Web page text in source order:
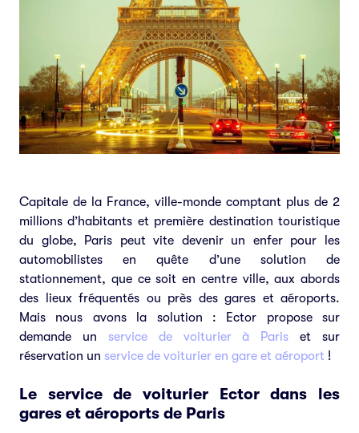
Capitale de la France, ville-monde comptant plus de 2
millions d’habitants et première destination touristique
du globe,
Paris peut vite devenir un enfer pour les
automobilistes en quête d’une solution de
stationnement, que ce soit en centre ville, aux abords
des lieux fréquentés ou près des gares et aéroports.
Mais nous avons la solution : Ector propose sur
demande un service de voiturier à Paris et sur
réservation un service de voiturier en gare et aéroport !
Le service de voiturier Ector dans les
gares et aéroports de Paris